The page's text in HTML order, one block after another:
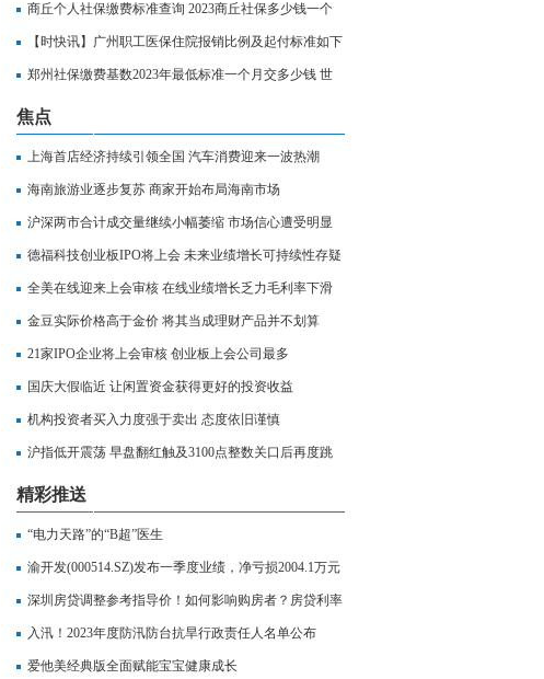
一个月
商丘个人社保缴费标准查询 2023商丘社保多少钱一个
月|环球热推荐
【时快讯】广州职工医保住院报销比例及起付标准如下
郑州社保缴费基数2023年最低标准一个月交多少钱 世
界微资讯
焦点
上海首店经济持续引领全国 汽车消费迎来一波热潮
海南旅游业逐步复苏 商家开始布局海南市场
沪深两市合计成交量继续小幅萎缩 市场信心遭受明显
打击
德福科技创业板IPO将上会 未来业绩增长可持续性存疑
全美在线迎来上会审核 在线业绩增长乏力毛利率下滑
金豆实际价格高于金价 将其当成理财产品并不划算
21家IPO企业将上会审核 创业板上会公司最多
国庆大假临近 让闲置资金获得更好的投资收益
机构投资者买入力度强于卖出 态度依旧谨慎
沪指低开震荡 早盘翻红触及3100点整数关口后再度跳
水
精彩推送
“电力天路”的“B超”医生
渝开发(000514.SZ)发布一季度业绩，净亏损2004.1万元
_全球头条
深圳房贷调整参考指导价！如何影响购房者？房贷利率
如何变化-环球新要闻
入汛！2023年度防汛防台抗旱行政责任人名单公布
爱他美经典版全面赋能宝宝健康成长